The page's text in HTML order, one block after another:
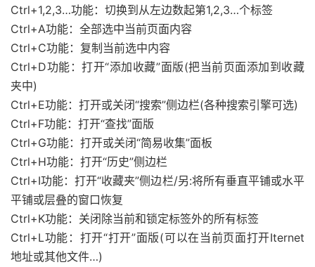
Ctrl+1,2,3…功能：切换到从左边数起第1,2,3…个标签
Ctrl+A功能：全部选中当前页面内容
Ctrl+C功能：复制当前选中内容
Ctrl+D功能：打开“添加收藏”面版(把当前页面添加到收藏
夹中)
Ctrl+E功能：打开或关闭“搜索”侧边栏(各种搜索引擎可选)
Ctrl+F功能：打开“查找”面版
Ctrl+G功能：打开或关闭“简易收集”面板
Ctrl+H功能：打开“历史”侧边栏
Ctrl+I功能：打开“收藏夹”侧边栏/另:将所有垂直平铺或水平
平铺或层叠的窗口恢复
Ctrl+K功能：关闭除当前和锁定标签外的所有标签
Ctrl+L功能：打开“打开”面版(可以在当前页面打开Iternet
地址或其他文件…)